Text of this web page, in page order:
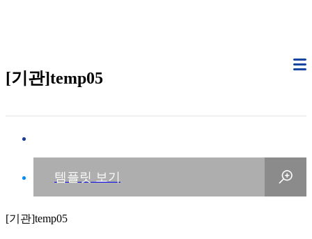
[기관]temp05
[기관]temp05